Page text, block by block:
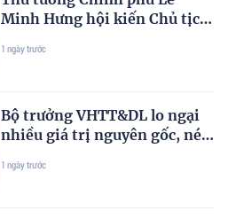
Minh Hưng hội kiến Chủ tịch
1 ngày trước
Bộ trưởng VHTT&DL lo ngại
nhiều giá trị nguyên gốc, nét
"bê tông hóa"
1 ngày trước